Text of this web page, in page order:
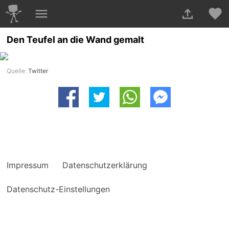
Den Teufel an die Wand gemalt
Quelle:Twitter
Impressum Datenschutzerklärung
Datenschutz-Einstellungen